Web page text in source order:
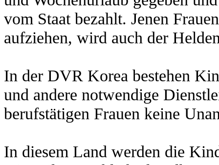
vom Staat bezahlt. Jenen
aufziehen, wird auch der
In der DVR Korea bestehen
und andere notwendige
berufstätigen Frauen keine
In diesem Land werden die